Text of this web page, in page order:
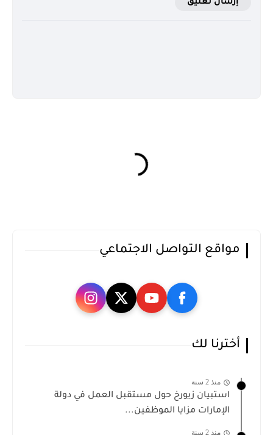
إرسال تعليق
مواقع التواصل الاجتماعي
أخترنا لك
منذ 2 سنة
استبيان زيورخ حول مستقبل العمل في دولة
الإمارات مزايا الموظفين...
منذ 2 سنة